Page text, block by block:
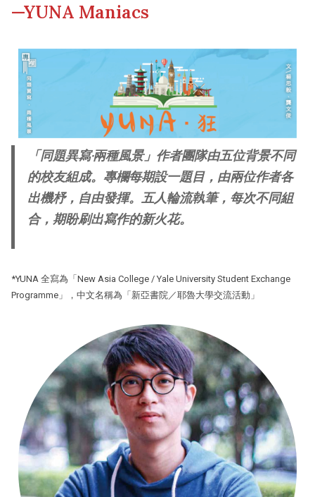
Photo Gallery
Video Archives
Fellows of the College
—YUNA Maniacs
「同題異寫‧兩種風景」作者團隊由五位背景不同
的校友組成。專欄每期設一題目，由兩位作者各
出機杼，自由發揮。五人輪流執筆，每次不同組
合，期盼刷出寫作的新火花。
*YUNA 全寫為「New Asia College / Yale University Student Exchange
Programme」，中文名稱為「新亞書院／耶魯大學交流活動」